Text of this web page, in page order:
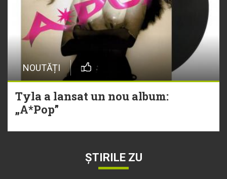
NOUTĂȚI
Tyla a lansat un nou album:
„A*Pop”
ȘTIRILE ZU